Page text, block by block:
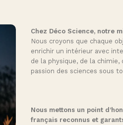
Chez Déco Science, notre
Nous croyons que chaque
enrichir un intérieur avec
de la physique, de la
passion des sciences sous
Nous mettons un point
français reconnus et